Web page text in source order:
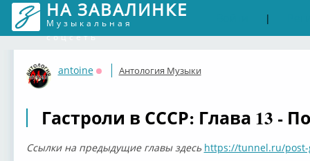
НА ЗАВАЛИНКЕ
Музыкальная
соцсеть
|
antoine
Оффлайн
Антология Музыки
Гастроли в СССР: Глава 13 -
Ссылки на предыдущие главы здесь https://tunnel.ru/